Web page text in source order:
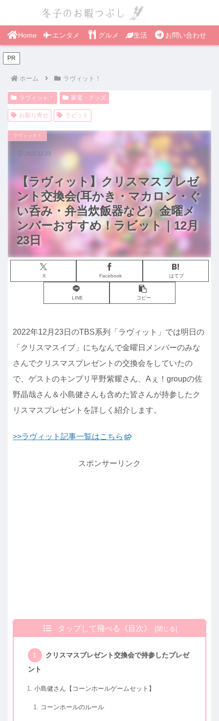
Home エンタメ グルメ 生活 お問い合わせ
PR
ホーム ラヴィット！
ラヴィット！ 家電・グッズ
お取り寄せ ラビット
【ラヴィット】クリスマスプレゼ
ント交換会(耳かき・マカロン・ぐ
い呑み・弁当炊飯器など）金曜メ
ンバーおすすめ！ラビット｜12月
23日
ラヴィット！
X Facebook はてブ
LINE コピー
2022.12.23
2022年12月23日のTBS系列「ラヴィット」では明日の
「クリスマスイブ」にちなんで金曜日メンバーのみな
さんでクリスマスプレゼントの交換会をしていたの
で、ゲストのキンプリ平野紫耀さん、Aぇ！groupの佐
野晶哉さん＆小島健さんも含めた皆さんが持参したク
リスマスプレゼントを詳しく紹介します。
>>ラヴィット記事一覧はこちら
スポンサーリンク
タップして飛べる《目次》
クリスマスプレゼント交換会で持参したプレゼ
ント
小島健さん【コーンホールゲームセット】
コーンホールのルール